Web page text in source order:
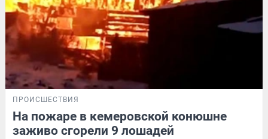
ПРОИСШЕСТВИЯ
На пожаре в кемеровской конюшне
заживо сгорели 9 лошадей